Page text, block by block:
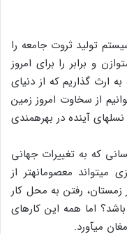
تولید ثروت جامعه را
و برابر را برای امروز
به ارث گذاریم که از دنیای
از سخاوت امروز زمین
نسل‏های آینده در بهره‏مندی
که به تغییرات جهانی
معصومانه‏تر از
رفتن به محل کار
اما همه این کارهای
می‏آورد.